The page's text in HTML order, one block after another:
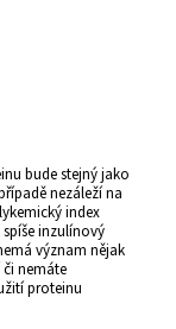
bude stejný jako
nezáleží na
index
inzulínový
význam nějak
nemáte
proteinu